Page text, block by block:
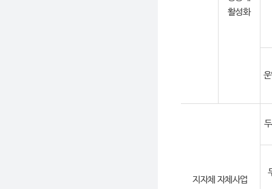
활성화
지자체 자체사업